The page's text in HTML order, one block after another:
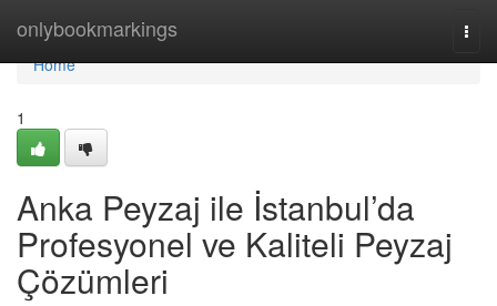
onlybookmarkings
Home
Home
1
Anka Peyzaj ile İstanbul’da
Profesyonel ve Kaliteli Peyzaj
Çözümleri